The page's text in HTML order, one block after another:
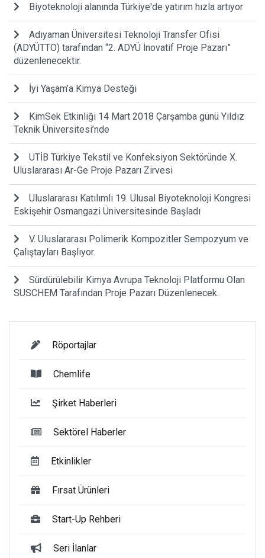
Biyoteknoloji alanında Türkiye'de yatırım hızla artıyor
Adıyaman Üniversitesi Teknoloji Transfer Ofisi
(ADYÜTTO) tarafından “2. ADYÜ İnovatif Proje Pazarı”
düzenlenecektir.
İyi Yaşam’a Kimya Desteği
KimSek Etkinliği 14 Mart 2018 Çarşamba günü Yıldız
Teknik Üniversitesi’nde
UTİB Türkiye Tekstil ve Konfeksiyon Sektöründe X.
Uluslararası Ar-Ge Proje Pazarı Zirvesi
Uluslararası Katılımlı 19. Ulusal Biyoteknoloji Kongresi
Eskişehir Osmangazi Üniversitesinde Başladı
V. Uluslararası Polimerik Kompozitler Sempozyum ve
Çalıştayları Başlıyor.
Sürdürülebilir Kimya Avrupa Teknoloji Platformu Olan
SUSCHEM Tarafından Proje Pazarı Düzenlenecek.
Röportajlar
Chemlife
Şirket Haberleri
Sektörel Haberler
Etkinlikler
Fırsat Ürünleri
Start-Up Rehberi
Seri İlanlar